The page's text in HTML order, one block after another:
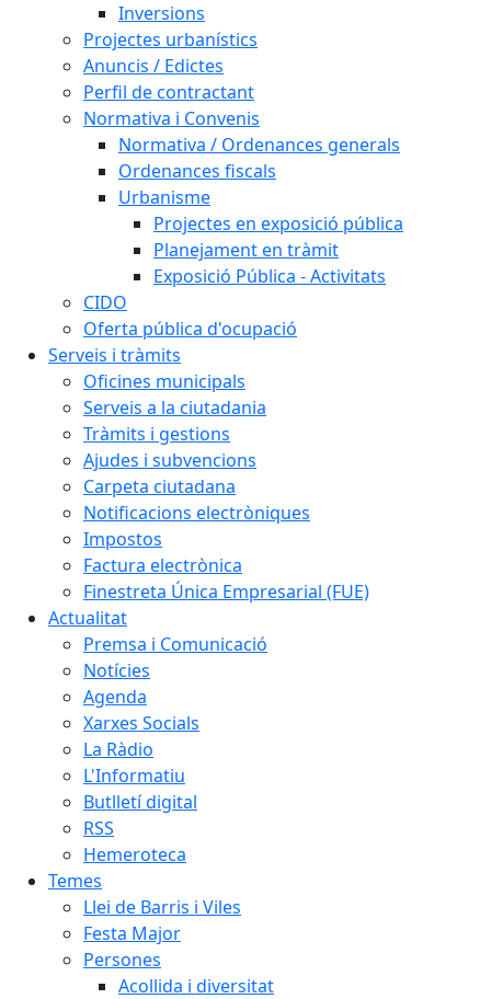
Inversions
Projectes urbanístics
Anuncis / Edictes
Perfil de contractant
Normativa i Convenis
Normativa / Ordenances generals
Ordenances fiscals
Urbanisme
Projectes en exposició pública
Planejament en tràmit
Exposició Pública - Activitats
CIDO
Oferta pública d'ocupació
Serveis i tràmits
Oficines municipals
Serveis a la ciutadania
Tràmits i gestions
Ajudes i subvencions
Carpeta ciutadana
Notificacions electròniques
Impostos
Factura electrònica
Finestreta Única Empresarial (FUE)
Actualitat
Premsa i Comunicació
Notícies
Agenda
Xarxes Socials
La Ràdio
L'Informatiu
Butlletí digital
RSS
Hemeroteca
Temes
Llei de Barris i Viles
Festa Major
Persones
Acollida i diversitat